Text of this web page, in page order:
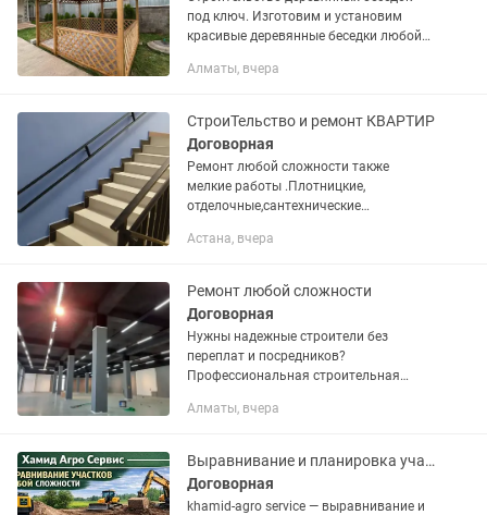
под ключ. Изготовим и установим
красивые деревянные беседки любой
современных. Создадим уютное место
Алматы, вчера
СтроиТельство и ремонт КВАРТИР
Договорная
Ремонт любой сложности также
мелкие работы .Плотницкие,
отделочные,сантехнические
мермер,(с расфором) бассейн мозаик .
Астана, вчера
Ремонт любой сложности
Договорная
Нужны надежные строители без
переплат и посредников?
Профессиональная строительная
сложности — от мелкого ремонта до
аккуратно,...
Алматы, вчера
Выравнивание и планировка участков
Договорная
khamid-agro service — выравнивание и